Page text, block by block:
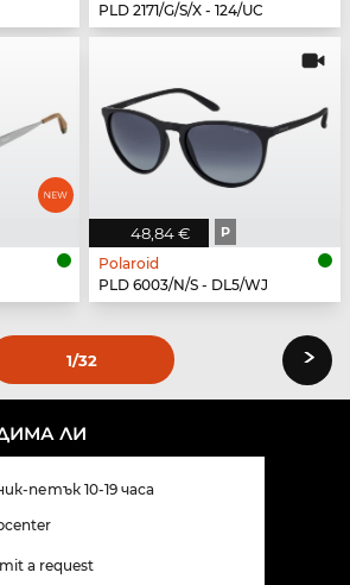
PLD 2171/G/S/X - 124/UC
48,84 € P
Polaroid
PLD 6003/N/S - DL5/WJ
1/32 ›
ЛИ
петък 10-19 часа
a request